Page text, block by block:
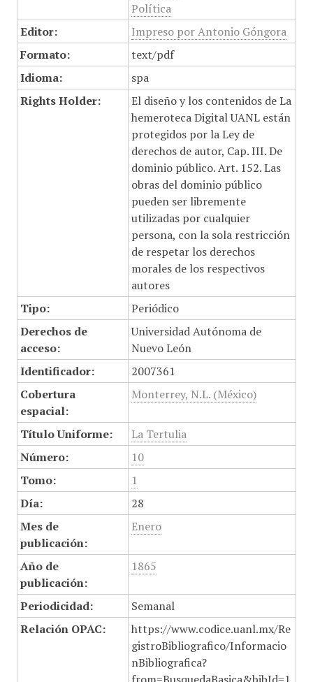
Política
Editor:
Impreso por Antonio Góngora
Formato:
text/pdf
Idioma:
spa
Rights Holder:
El diseño y los contenidos de La
hemeroteca Digital UANL están
protegidos por la Ley de
derechos de autor, Cap. III. De
dominio público. Art. 152. Las
obras del dominio público
pueden ser libremente
utilizadas por cualquier
persona, con la sola restricción
de respetar los derechos
morales de los respectivos
autores
Tipo:
Periódico
Derechos de
acceso:
Universidad Autónoma de
Nuevo León
Identificador:
2007361
Cobertura
espacial:
Monterrey, N.L. (México)
Título Uniforme:
La Tertulia
Número:
10
Tomo:
1
Día:
28
Mes de
publicación:
Enero
Año de
publicación:
1865
Periodicidad:
Semanal
Relación OPAC:
https://www.codice.uanl.mx/Re
gistroBibliografico/Informacio
nBibliografica?